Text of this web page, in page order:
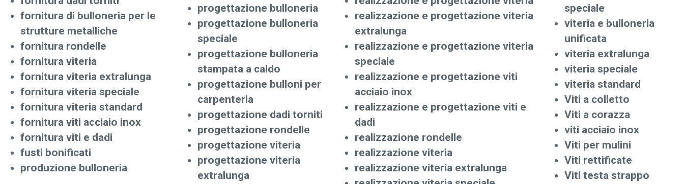
fornitura di bulloneria per le
strutture metalliche
fornitura rondelle
fornitura viteria
fornitura viteria extralunga
fornitura viteria speciale
fornitura viteria standard
fornitura viti acciaio inox
fornitura viti e dadi
fusti bonificati
produzione bulloneria
progettazione bulloneria
progettazione bulloneria
speciale
progettazione bulloneria
stampata a caldo
progettazione bulloni per
carpenteria
progettazione dadi torniti
progettazione rondelle
progettazione viteria
progettazione viteria
extralunga
realizzazione e progettazione viteria
extralunga
realizzazione e progettazione viteria
speciale
realizzazione e progettazione viti
acciaio inox
realizzazione e progettazione viti e
dadi
realizzazione rondelle
realizzazione viteria
realizzazione viteria extralunga
speciale
viteria e bulloneria
unificata
viteria extralunga
viteria speciale
viteria standard
Viti a colletto
Viti a corazza
viti acciaio inox
Viti per mulini
Viti rettificate
Viti testa strappo